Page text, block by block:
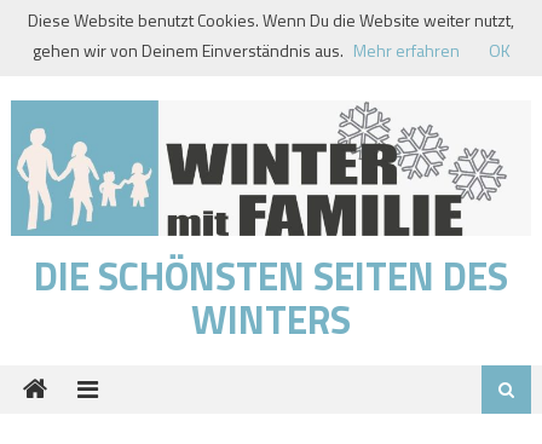
Skip
DIE SCHÖNSTEN SEITEN DES
WINTERS
Diese Website benutzt Cookies. Wenn Du die Website weiter nutzt,
gehen wir von Deinem Einverständnis aus. Mehr erfahren OK